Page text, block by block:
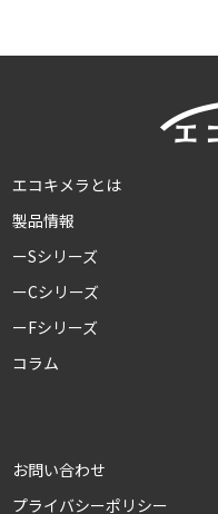
エコキメラとは
製品情報
ーSシリーズ
ーCシリーズ
ーFシリーズ
コラム
お問い合わせ
プライバシーポリシー